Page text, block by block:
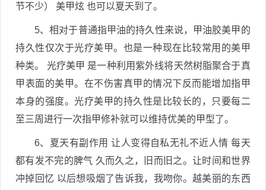
节不少） 美甲炫 也可以夏天到了。
5、相对于普通指甲油的持久性来说，甲油胶美甲的
持久性仅次于光疗美甲。也是一种现在比较常用的美甲
种类。 光疗美甲 是一种利用紫外线将天然树脂聚合于真
甲表面的美甲。在不伤害真甲的情况下反而能增加指甲
本身的强度。光疗美甲的持久性是比较长的，只要每二
至三周进行一次指甲修补就可以维持优美的甲型了。
6、夏天有副作用 让人变得自私无礼不近人情 每天
都有发不完的脾气 久而久之，旧而旧之。让时间和世界
冲掉回忆 以后想吸烟了告诉我，我吻你。越美丽的东西